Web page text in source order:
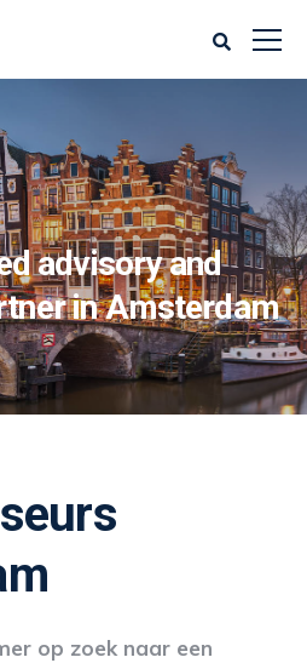
advisory and
in Amsterdam
op zoek naar een